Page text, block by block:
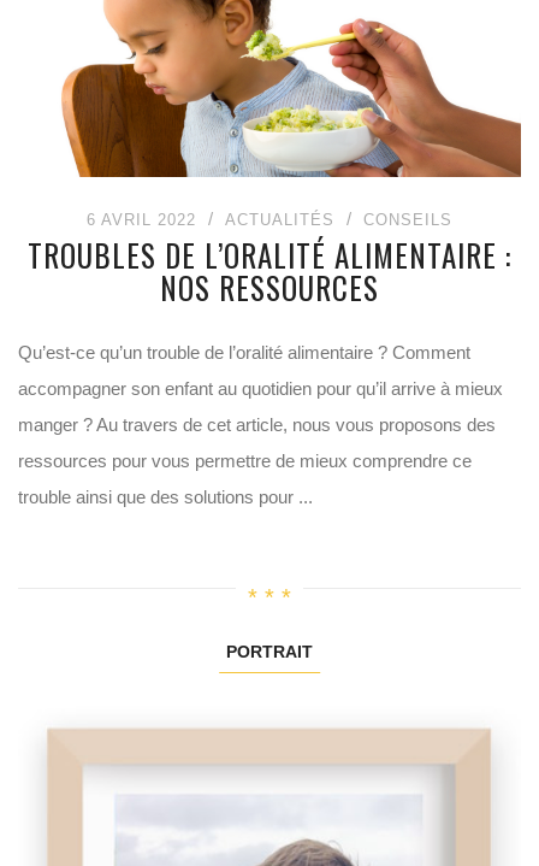
6 AVRIL 2022 ACTUALITÉS CONSEILS
TROUBLES DE L’ORALITÉ ALIMENTAIRE :
NOS RESSOURCES
Qu’est-ce qu’un trouble de l’oralité alimentaire ? Comment
accompagner son enfant au quotidien pour qu’il arrive à mieux
manger ? Au travers de cet article, nous vous proposons des
ressources pour vous permettre de mieux comprendre ce
trouble ainsi que des solutions pour ...
PORTRAIT